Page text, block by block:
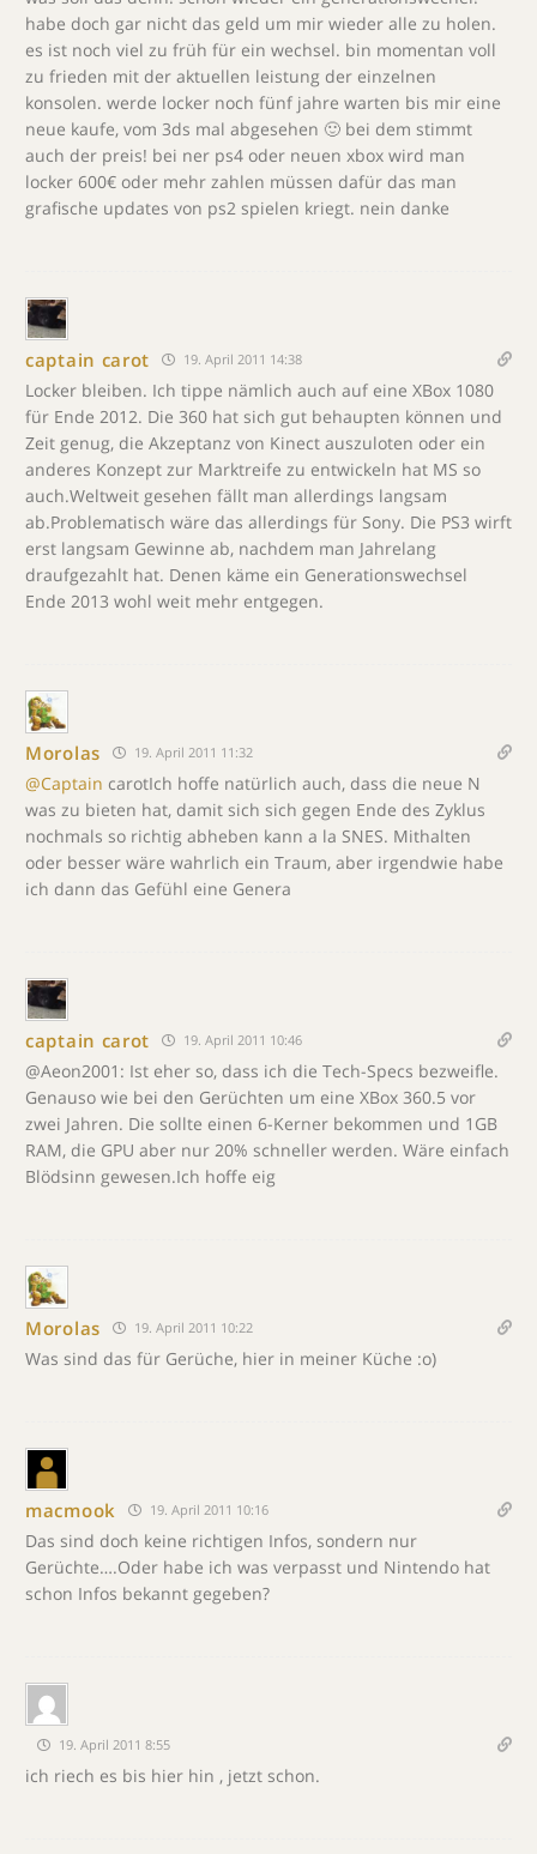
habe doch gar nicht das geld um mir wieder alle zu holen.
es ist noch viel zu früh für ein wechsel. bin momentan voll
zu frieden mit der aktuellen leistung der einzelnen
konsolen. werde locker noch fünf jahre warten bis mir eine
neue kaufe, vom 3ds mal abgesehen 🙂 bei dem stimmt
auch der preis! bei ner ps4 oder neuen xbox wird man
locker 600€ oder mehr zahlen müssen dafür das man
grafische updates von ps2 spielen kriegt. nein danke
captain carot 19. April 2011 14:38
Locker bleiben. Ich tippe nämlich auch auf eine XBox 1080
für Ende 2012. Die 360 hat sich gut behaupten können und
Zeit genug, die Akzeptanz von Kinect auszuloten oder ein
anderes Konzept zur Marktreife zu entwickeln hat MS so
auch.Weltweit gesehen fällt man allerdings langsam
ab.Problematisch wäre das allerdings für Sony. Die PS3 wirft
erst langsam Gewinne ab, nachdem man Jahrelang
draufgezahlt hat. Denen käme ein Generationswechsel
Ende 2013 wohl weit mehr entgegen.
Morolas 19. April 2011 11:32
@Captain carotIch hoffe natürlich auch, dass die neue N
was zu bieten hat, damit sich sich gegen Ende des Zyklus
nochmals so richtig abheben kann a la SNES. Mithalten
oder besser wäre wahrlich ein Traum, aber irgendwie habe
ich dann das Gefühl eine Genera
captain carot 19. April 2011 10:46
@Aeon2001: Ist eher so, dass ich die Tech-Specs bezweifle.
Genauso wie bei den Gerüchten um eine XBox 360.5 vor
zwei Jahren. Die sollte einen 6-Kerner bekommen und 1GB
RAM, die GPU aber nur 20% schneller werden. Wäre einfach
Blödsinn gewesen.Ich hoffe eig
Morolas 19. April 2011 10:22
Was sind das für Gerüche, hier in meiner Küche :o)
macmook 19. April 2011 10:16
Das sind doch keine richtigen Infos, sondern nur
Gerüchte….Oder habe ich was verpasst und Nintendo hat
schon Infos bekannt gegeben?
19. April 2011 8:55
ich riech es bis hier hin , jetzt schon.